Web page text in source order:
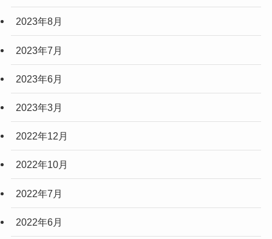
2023年8月
2023年7月
2023年6月
2023年3月
2022年12月
2022年10月
2022年7月
2022年6月